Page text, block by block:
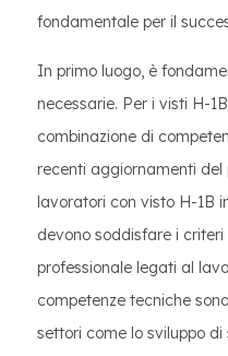
fondamentale per il
In primo luogo, è
necessarie. Per i visti H-
combinazione di
recenti aggiornamenti
lavoratori con visto H-1B
devono soddisfare i
professionale legati al
competenze tecniche
settori come lo sviluppo